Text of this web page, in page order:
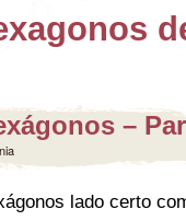
–
lado certo